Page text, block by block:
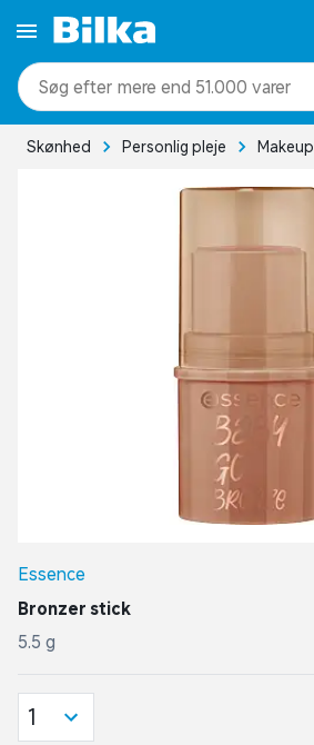
mere end 51.000 varer
Skønhed Personlig pleje Makeup
Essence
Bronzer stick
5.5 g
1